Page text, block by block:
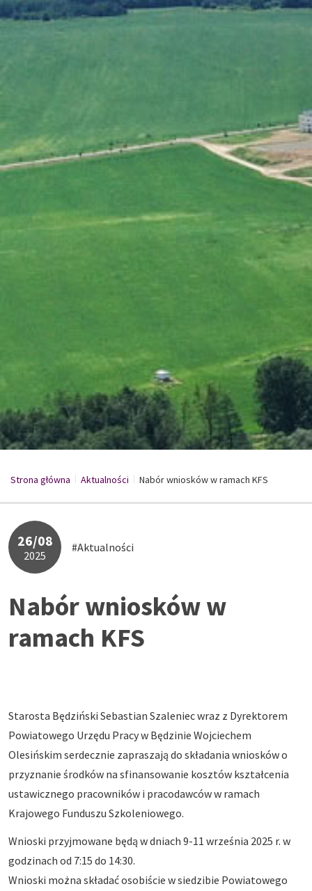
Strona główna /
Aktualności /
Nabór wniosków w ramach KFS
26/08
2025
#Aktualności
Nabór wniosków w
ramach KFS
Starosta Będziński Sebastian Szaleniec wraz z Dyrektorem
Powiatowego Urzędu Pracy w Będzinie Wojciechem
Olesińskim serdecznie zapraszają do składania wniosków o
przyznanie środków na sfinansowanie kosztów kształcenia
ustawicznego pracowników i pracodawców w ramach
Krajowego Funduszu Szkoleniowego.
Wnioski przyjmowane będą w dniach 9-11 września 2025 r. w
godzinach od 7:15 do 14:30.
Wnioski można składać osobiście w siedzibie Powiatowego